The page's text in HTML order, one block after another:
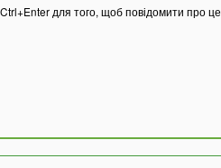
для того, щоб повідомити про це